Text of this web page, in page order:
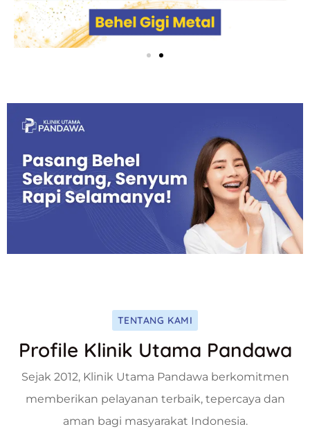
TENTANG KAMI
Profile Klinik Utama Pandawa
Sejak 2012, Klinik Utama Pandawa berkomitmen
memberikan pelayanan terbaik, tepercaya dan
aman bagi masyarakat Indonesia.